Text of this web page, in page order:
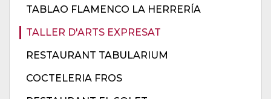
TABLAO FLAMENCO LA HERRERÍA
TALLER D'ARTS EXPRESAT
RESTAURANT TABULARIUM
COCTELERIA FROS